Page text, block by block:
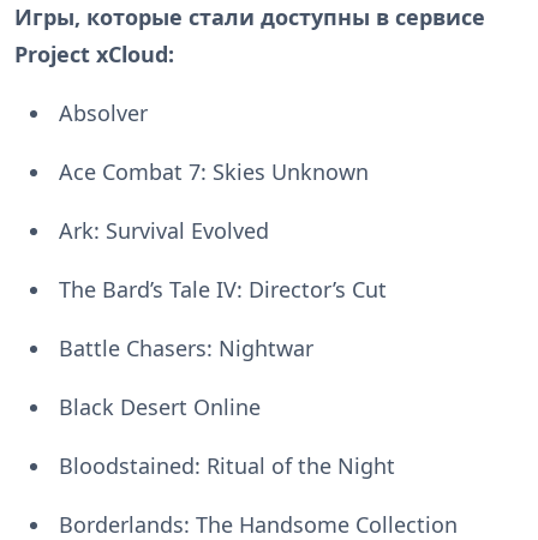
Игры, которые стали доступны в сервисе
Project xCloud:
Absolver
Ace Combat 7: Skies Unknown
Ark: Survival Evolved
The Bard’s Tale IV: Director’s Cut
Battle Chasers: Nightwar
Black Desert Online
Bloodstained: Ritual of the Night
Borderlands: The Handsome Collection